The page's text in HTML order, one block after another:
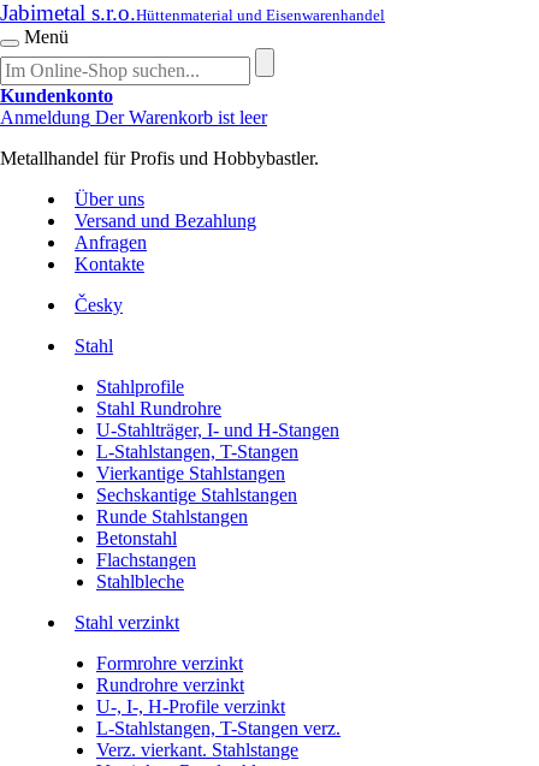
Jabimetal s.r.o.Hüttenmaterial und Eisenwarenhandel
Menü
Kundenkonto
Anmeldung Der Warenkorb ist leer
Metallhandel für Profis und Hobbybastler.
Über uns
Versand und Bezahlung
Anfragen
Kontakte
Česky
Stahl
Stahlprofile
Stahl Rundrohre
U-Stahlträger, I- und H-Stangen
L-Stahlstangen, T-Stangen
Vierkantige Stahlstangen
Sechskantige Stahlstangen
Runde Stahlstangen
Betonstahl
Flachstangen
Stahlbleche
Stahl verzinkt
Formrohre verzinkt
Rundrohre verzinkt
U-, I-, H-Profile verzinkt
L-Stahlstangen, T-Stangen verz.
Verz. vierkant. Stahlstange